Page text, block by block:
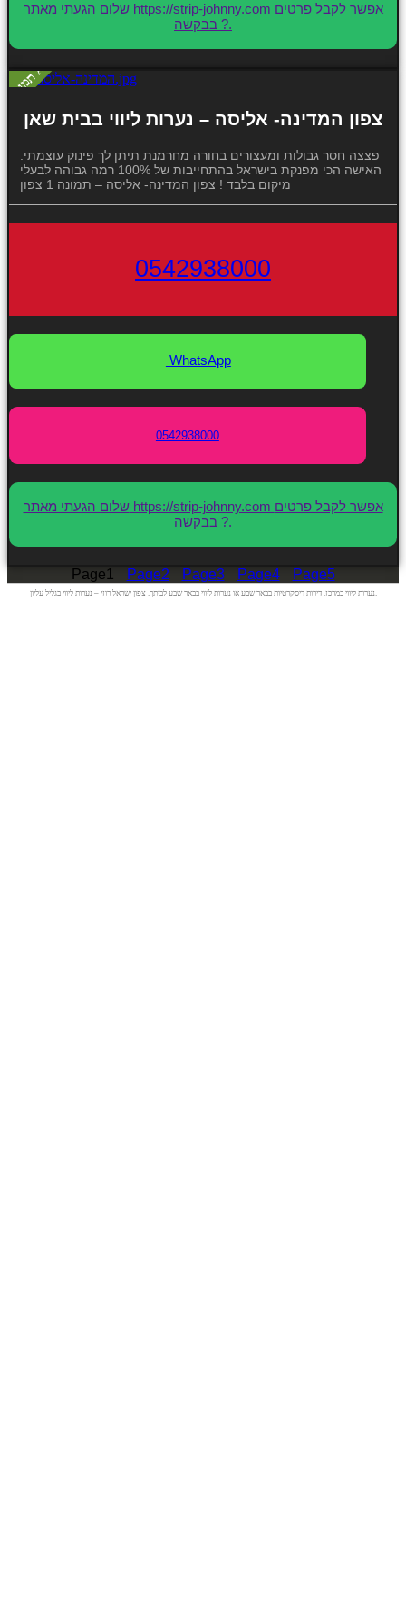
שלום הגעתי מאתר https://strip-johnny.com אפשר לקבל פרטים
בבקשה ?.
צפון המדינה- אליסה – נערות ליווי בבית שאן
פצצה חסר גבולות ומעצורים בחורה מחרמנת תיתן לך פינוק עוצמתי.
האישה הכי מפנקת בישראל בהתחייבות של 100% רמה גבוהה לבעלי
מיקום בלבד ! צפון המדינה- אליסה – תמונה 1 צפון
0542938000
WhatsApp
0542938000
שלום הגעתי מאתר https://strip-johnny.com אפשר לקבל פרטים
בבקשה ?.
Page1 Page2 Page3 Page4 Page5
נערותליווי במרכז . דירותדיסקרטיות בבארשבע או נערות ליווי בבאר שבע לביתך. צפון ישראל רוזי – נערותליווי בגליל